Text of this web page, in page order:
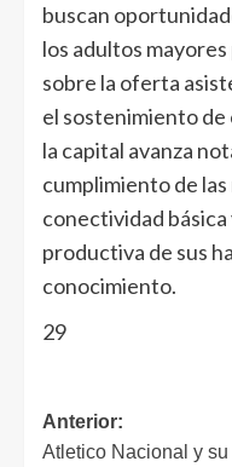
buscan
los adultos
sobre la oferta
el sostenimiento de
la capital avanza
cumplimiento de
conectividad
productiva de sus
conocimiento.
29
Anterior:
Atletico Nacional y su